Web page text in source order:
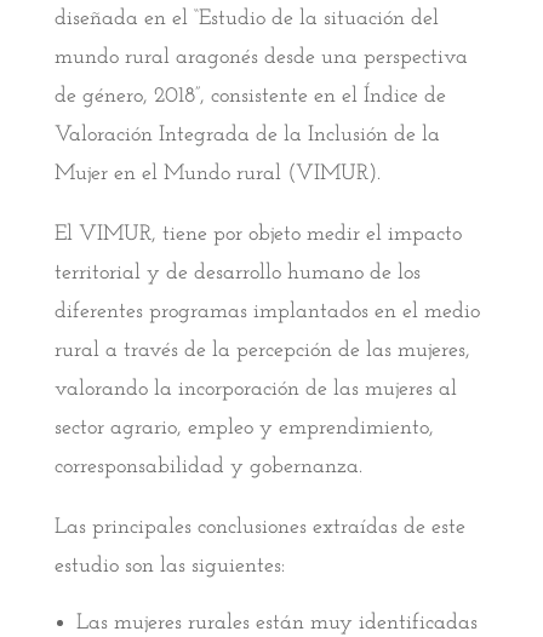
diseñada en el “Estudio de la situación del
mundo rural aragonés desde una perspectiva
de género, 2018”, consistente en el Índice de
Valoración Integrada de la Inclusión de la
Mujer en el Mundo rural (VIMUR).
El VIMUR, tiene por objeto medir el impacto
territorial y de desarrollo humano de los
diferentes programas implantados en el medio
rural a través de la percepción de las mujeres,
valorando la incorporación de las mujeres al
sector agrario, empleo y emprendimiento,
corresponsabilidad y gobernanza.
Las principales conclusiones extraídas de este
estudio son las siguientes:
Las mujeres rurales están muy identificadas